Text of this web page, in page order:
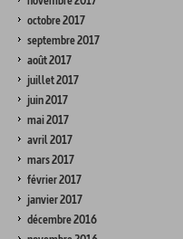
octobre 2017
septembre 2017
août 2017
juillet 2017
juin 2017
mai 2017
avril 2017
mars 2017
février 2017
janvier 2017
décembre 2016